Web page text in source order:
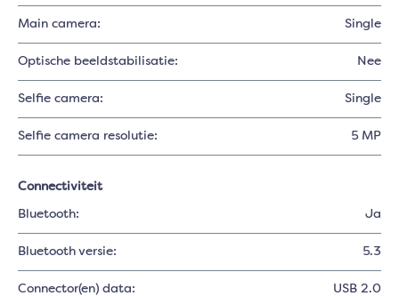
Main camera: Single
Optische beeldstabilisatie: Nee
Selfie camera: Single
Selfie camera resolutie: 5 MP
Connectiviteit
Bluetooth: Ja
Bluetooth versie: 5.3
Connector(en) data: USB 2.0